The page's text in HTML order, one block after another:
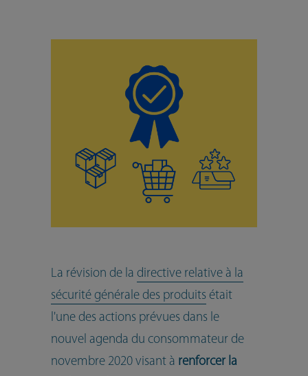
La révision de la directive relative à la
sécurité générale des produits était
l'une des actions prévues dans le
nouvel agenda du consommateur de
novembre 2020 visant à renforcer la